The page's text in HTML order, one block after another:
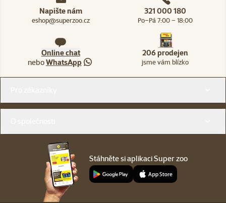
Napište nám
eshop@superzoo.cz
321 000 180
Po–Pá 7:00 – 18:00
Online chat
neboWhatsApp
206 prodejen
jsme vám blízko
Stáhněte si aplikaci Super zoo